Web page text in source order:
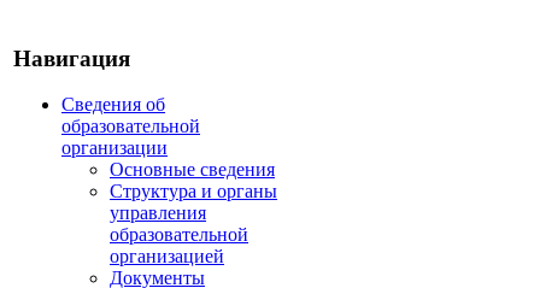
Навигация
Сведения об
образовательной
организации
Основные сведения
Структура и органы
управления
образовательной
организацией
Документы